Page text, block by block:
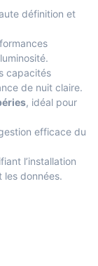
définition et
capacités
de nuit claire.
, idéal pour
efficace du
l’installation
les données.